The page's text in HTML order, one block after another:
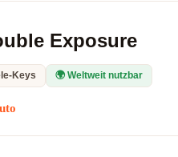
Exposure
Keys 🌍 Weltweit nutzbar